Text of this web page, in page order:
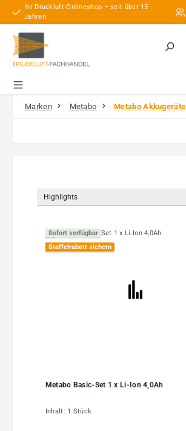
Zum Hauptinhalt springen
Ihr Druckluft-Onlineshop – seit über 15
Jahren
Marken Metabo Metabo Akkugeräte
Sofort verfügbar
Staffelrabatt sichern
Metabo Basic-Set 1 x Li-Ion 4,0Ah
Inhalt: 1 Stück